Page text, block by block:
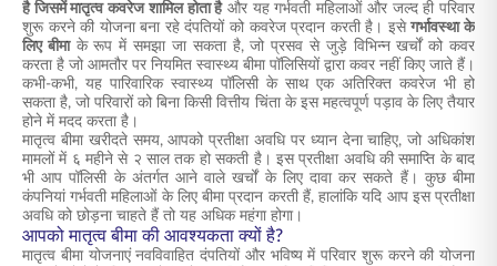
है जिसमें मातृत्व कवरेज शामिल होता हैऔर यह गर्भवती महिलाओं और जल्द ही परिवार
शुरू करने की योजना बना रहे दंपतियों को कवरेज प्रदान करती है। इसेगर्भावस्था के
लिए बीमाके रूप में समझा जा सकता है, जो प्रसव से जुड़े विभिन्न खर्चों को कवर
करता है जो आमतौर पर नियमित स्वास्थ्य बीमा पॉलिसियों द्वारा कवर नहीं किए जाते हैं।
कभी-कभी, यह पारिवारिक स्वास्थ्य पॉलिसी के साथ एक अतिरिक्त कवरेज भी हो
सकता है, जो परिवारों को बिना किसी वित्तीय चिंता के इस महत्वपूर्ण पड़ाव के लिए तैयार
होने में मदद करता है।
मातृत्व बीमा खरीदते समय, आपको प्रतीक्षा अवधि पर ध्यान देना चाहिए, जो अधिकांश
मामलों में ६ महीने से २ साल तक हो सकती है। इस प्रतीक्षा अवधि की समाप्ति के बाद
भी आप पॉलिसी के अंतर्गत आने वाले खर्चों के लिए दावा कर सकते हैं। कुछ बीमा
कंपनियां गर्भवती महिलाओं के लिए बीमा प्रदान करती हैं, हालांकि यदि आप इस प्रतीक्षा
अवधि को छोड़ना चाहते हैं तो यह अधिक महंगा होगा।
आपको मातृत्व बीमा की आवश्यकता क्यों है?
मातृत्व बीमा योजनाएं नवविवाहित दंपतियों और भविष्य में परिवार शुरू करने की योजना